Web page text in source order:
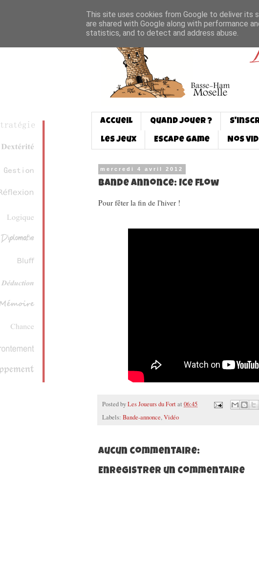
Accueil Quand jouer ?
Les jeux Escape game Nos
mercredi 4 avril 2012
Bande annonce: Ice flow
Pour fêter la fin de l'hiver !
Posted byLes Joueurs du Fortat 06:45
Labels: Bande-annonce,Vidéo
Aucun commentaire:
Enregistrer un commentaire
This site uses cookies from Google to deliver its
are shared with Google along with performance
statistics, and to detect and address abuse.